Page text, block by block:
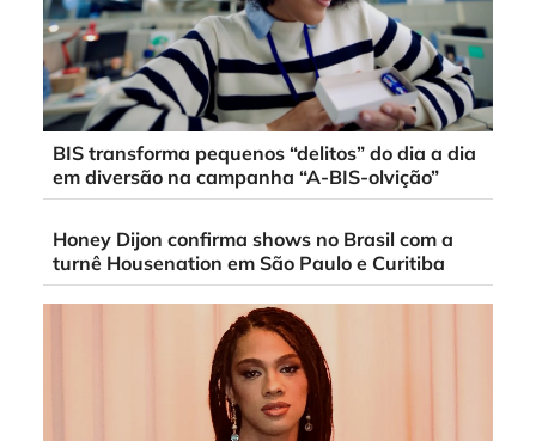
BIS transforma pequenos “delitos” do dia a dia
em diversão na campanha “A-BIS-olvição”
Honey Dijon confirma shows no Brasil com a
turnê Housenation em São Paulo e Curitiba